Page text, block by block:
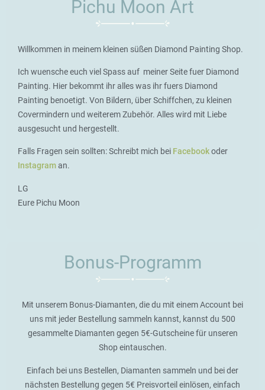
Pichu Moon Art
Willkommen in meinem kleinen süßen Diamond Painting Shop.
Ich wuensche euch viel Spass auf meiner Seite fuer Diamond
Painting. Hier bekommt ihr alles was ihr fuers Diamond
Painting benoetigt. Von Bildern, über Schiffchen, zu kleinen
Covermindern und weiterem Zubehör. Alles wird mit Liebe
ausgesucht und hergestellt.
Falls Fragen sein sollten: Schreibt mich bei Facebookoder
Instagraman.
LG
Eure Pichu Moon
Bonus-Programm
Mit unserem Bonus-Diamanten, die du mit einem Account bei
uns mit jeder Bestellung sammeln kannst, kannst du 500
gesammelte Diamanten gegen 5€-Gutscheine für unseren
Shop eintauschen.
Einfach bei uns Bestellen, Diamanten sammeln und bei der
nächsten Bestellung gegen 5€ Preisvorteil einlösen, einfach